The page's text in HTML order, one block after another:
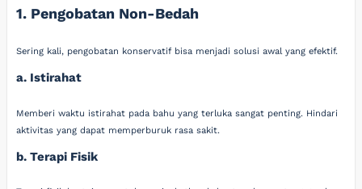
1. Pengobatan Non-Bedah
Sering kali, pengobatan konservatif bisa menjadi solusi awal yang efektif.
a. Istirahat
Memberi waktu istirahat pada bahu yang terluka sangat penting. Hindari
aktivitas yang dapat memperburuk rasa sakit.
b. Terapi Fisik